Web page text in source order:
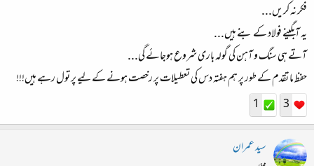
فکر نہ کریں...
یہ آبگینے فولاد کے بنے ہیں...
آتے ہی سنگ و آہن کی گولہ باری شروع ہوجائے گی...
حفظ ما تقدم کے طور پر ہم ہفتہ دس کی تعطیلات پر رخصت ہونے کے لیے پر تول رہے ہیں!!!
3
1
سید عمران